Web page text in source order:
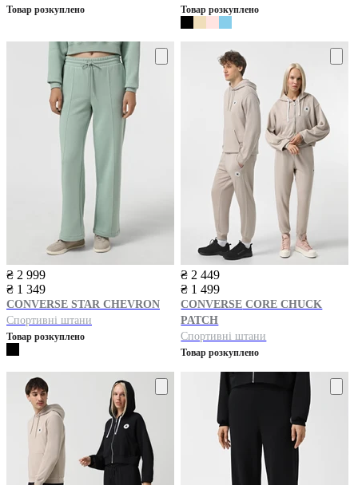
Товар розкуплено Товар розкуплено
₴ 2 999
₴ 1 349
CONVERSE STAR CHEVRON
Спортивні штани
Товар розкуплено
₴ 2 449
₴ 1 499
CONVERSE CORE CHUCK
PATCH
Спортивні штани
Товар розкуплено